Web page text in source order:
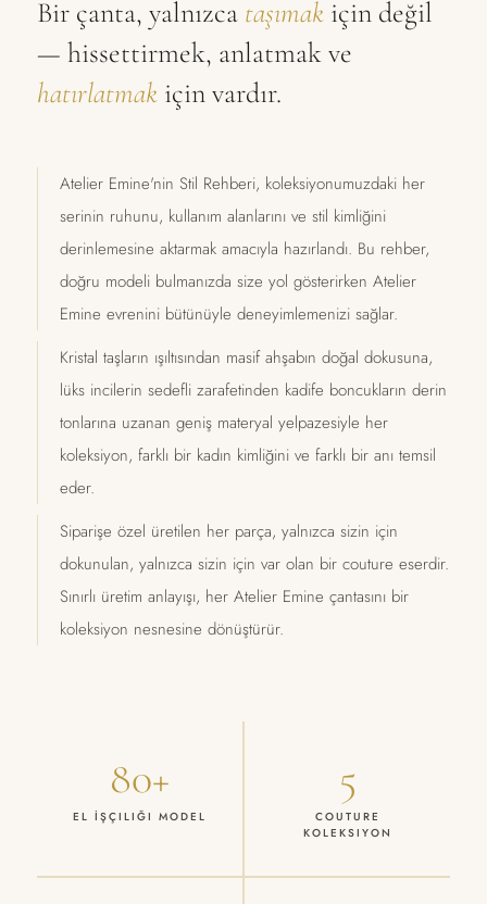
Bir çanta, yalnızca taşımak için değil
— hissettirmek, anlatmak ve
hatırlatmak için vardır.
Atelier Emine'nin Stil Rehberi, koleksiyonumuzdaki her
serinin ruhunu, kullanım alanlarını ve stil kimliğini
derinlemesine aktarmak amacıyla hazırlandı. Bu rehber,
doğru modeli bulmanızda size yol gösterirken Atelier
Emine evrenini bütünüyle deneyimlemenizi sağlar.
Kristal taşların ışıltısından masif ahşabın doğal dokusuna,
lüks incilerin sedefli zarafetinden kadife boncukların derin
tonlarına uzanan geniş materyal yelpazesiyle her
koleksiyon, farklı bir kadın kimliğini ve farklı bir anı temsil
eder.
Siparişe özel üretilen her parça, yalnızca sizin için
dokunulan, yalnızca sizin için var olan bir couture eserdir.
Sınırlı üretim anlayışı, her Atelier Emine çantasını bir
koleksiyon nesnesine dönüştürür.
80+
EL İŞÇILIĞI MODEL
5
COUTURE
KOLEKSIYON